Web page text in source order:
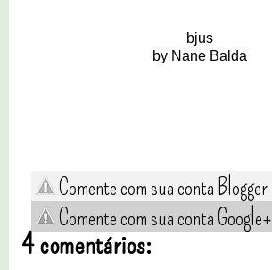
bjus
by Nane Balda
Comente com sua conta Blogger
Comente com sua conta Google+
4 comentários: